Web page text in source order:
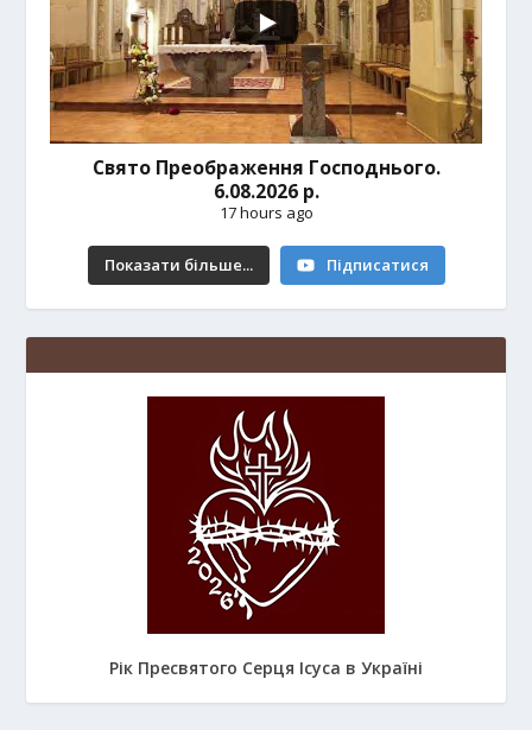
Свято Преображення Господнього.
6.08.2026 р.
17 hours ago
Показати більше... Підписатися
Рік Пресвятого Серця Ісуса в Україні